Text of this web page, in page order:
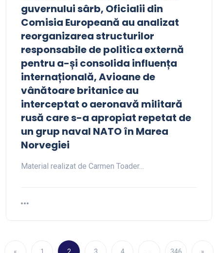
guvernului sârb, Oficialii din
Comisia Europeană au analizat
reorganizarea structurilor
responsabile de politica externă
pentru a-și consolida influența
internațională, Avioane de
vânătoare britanice au
interceptat o aeronavă militară
rusă care s-a apropiat repetat de
un grup naval NATO în Marea
Norvegiei
Material realizat de Carmen Toader…